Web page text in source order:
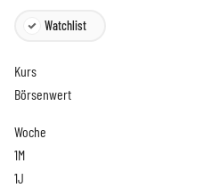
Watchlist
Kurs
Börsenwert
Woche
1M
1J